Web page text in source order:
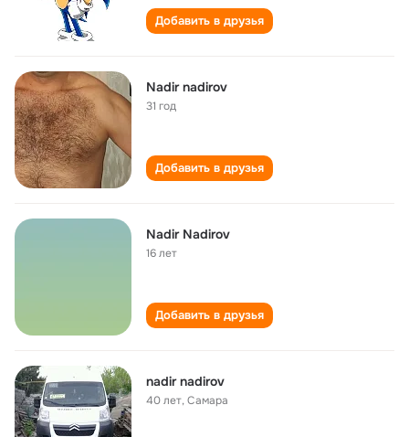
Добавить в друзья
Nadir nadirov
31 год
Добавить в друзья
Nadir Nadirov
16 лет
Добавить в друзья
nadir nadirov
40 лет,Самара